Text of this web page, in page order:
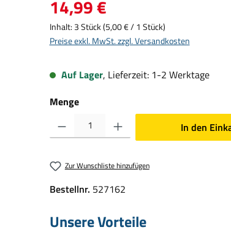
14,99 €
Inhalt: 3 Stück(5,00 € / 1 Stück)
Preise exkl. MwSt. zzgl. Versandkosten
Auf Lager, Lieferzeit: 1-2 Werktage
Menge
Produkt Anzahl: Gib den gewünschten Wert ein oder
In den
Zur Wunschliste hinzufügen
Bestellnr. 527162
Unsere Vorteile